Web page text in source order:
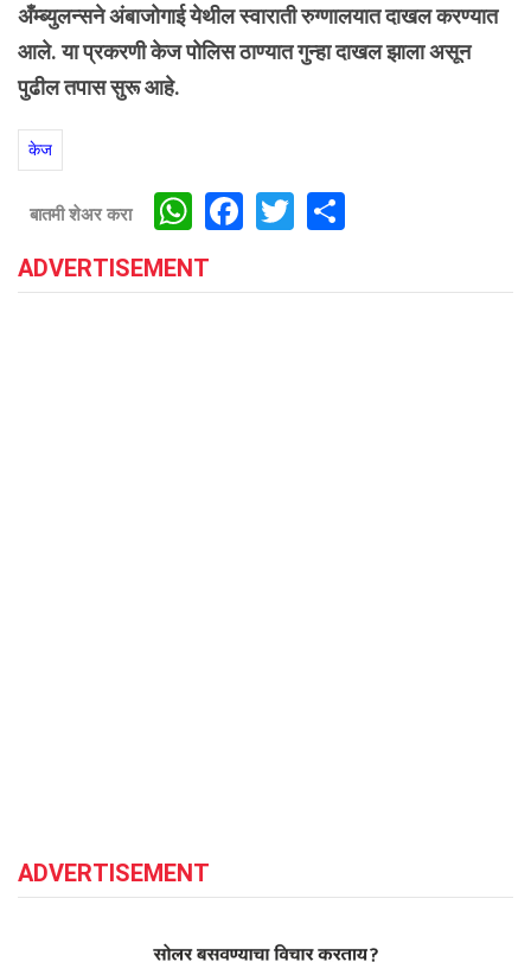
अँम्ब्युलन्सने अंबाजोगाई येथील स्वाराती रुग्णालयात दाखल करण्यात
आले. या प्रकरणी केज पोलिस ठाण्यात गुन्हा दाखल झाला असून
पुढील तपास सुरू आहे.
केज
बातमी शेअर करा WhatsApp
Facebook
Twitter
ADVERTISEMENT
ADVERTISEMENT